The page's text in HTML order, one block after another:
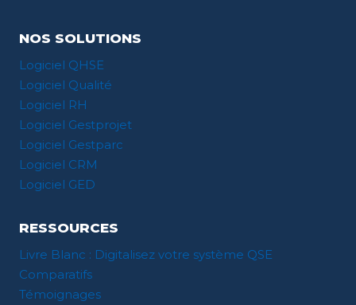
NOS SOLUTIONS
Logiciel QHSE
Logiciel Qualité
Logiciel RH
Logiciel Gestprojet
Logiciel Gestparc
Logiciel CRM
Logiciel GED
RESSOURCES
Livre Blanc : Digitalisez votre système QSE
Comparatifs
Témoignages